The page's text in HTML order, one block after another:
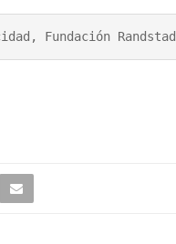
Fundación Randstad